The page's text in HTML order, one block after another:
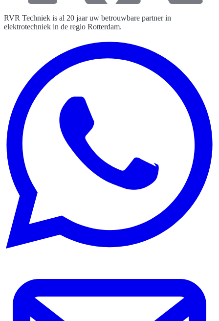
RVR Techniek is al 20 jaaruw betrouwbare partner in
elektrotechniek in de regio Rotterdam.